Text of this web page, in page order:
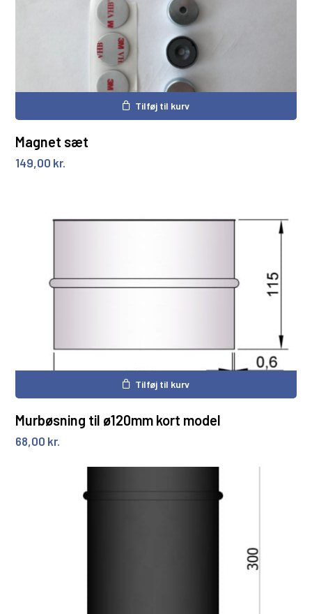
Tilføj til kurv
Magnet sæt
149,00 kr.
Tilføj til kurv
Murbøsning til ø120mm kort model
68,00 kr.